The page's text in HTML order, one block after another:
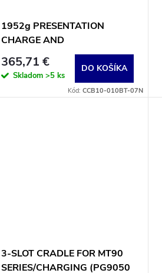
1952g PRESENTATION
CHARGE AND
COMMUNICATIONS BASE,
BLACK, CLASS 1 100M/Class
2 10M BT (cable sold
separately)
365,71 €
Skladom >5 ks
DO KOŠÍKA
Kód:CCB10-010BT-07N
3-SLOT CRADLE FOR MT90
SERIES/CHARGING (PG9050